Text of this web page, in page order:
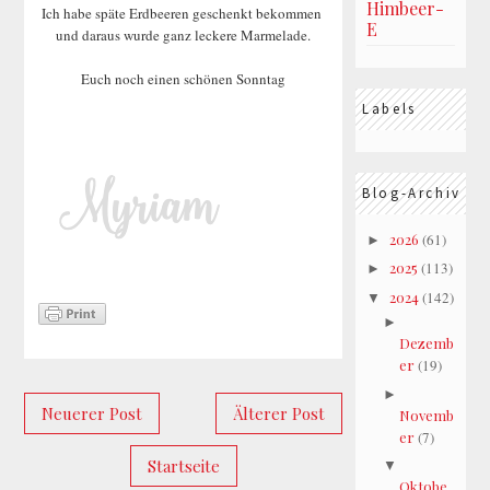
Ich habe späte Erdbeeren geschenkt bekommen
und daraus wurde ganz leckere Marmelade.
Euch noch einen schönen Sonntag
Neuerer Post Älterer Post
Startseite
Himbeer-
E
Labels
Blog-Archiv
► 2026 (61)
► 2025 (113)
▼ 2024(142)
►
Dezemb
er(19)
►
Novemb
er(7)
▼
Oktobe